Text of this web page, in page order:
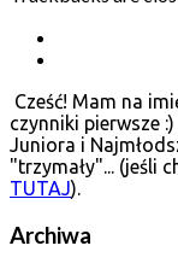
Cześć! Mam na
czynniki pierwsze
Juniora i
"trzymały"... (jeśli
TUTAJ).
Archiwa